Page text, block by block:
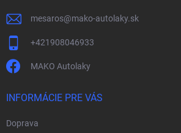
mesaros@mako-autolaky.sk
+421908046933
MAKO Autolaky
INFORMÁCIE PRE VÁS
Doprava